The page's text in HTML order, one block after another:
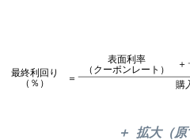
最終利回り
（％）
＝
表面利率
（クーポンレート）
購
＋
拡大（